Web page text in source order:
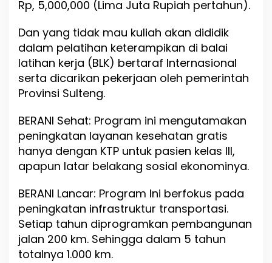
Rp, 5,000,000 (Lima Juta Rupiah pertahun).
Dan yang tidak mau kuliah akan dididik
dalam pelatihan keterampikan di balai
latihan kerja (BLK) bertaraf Internasional
serta dicarikan pekerjaan oleh pemerintah
Provinsi Sulteng.
BERANI Sehat: Program ini mengutamakan
peningkatan layanan kesehatan gratis
hanya dengan KTP untuk pasien kelas III,
apapun latar belakang sosial ekonominya.
BERANI Lancar: Program Ini berfokus pada
peningkatan infrastruktur transportasi.
Setiap tahun diprogramkan pembangunan
jalan 200 km. Sehingga dalam 5 tahun
totalnya 1.000 km.